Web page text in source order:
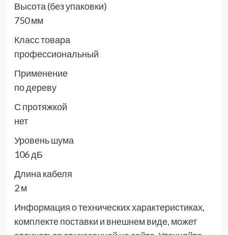
Высота (без упаковки)
750 мм
Класс товара
профессиональный
Применение
по дереву
С протяжкой
нет
Уровень шума
106 дБ
Длина кабеля
2 м
Информация о технических характеристиках,
комплекте поставки и внешнем виде, может